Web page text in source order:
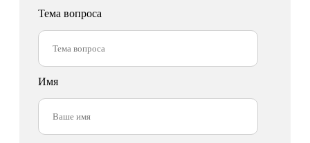
Тема вопроса
Имя